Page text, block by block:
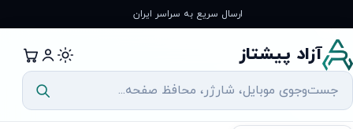
به
محتوا
ارسال سریع به سراسر ایران
آزاد پیشتاز